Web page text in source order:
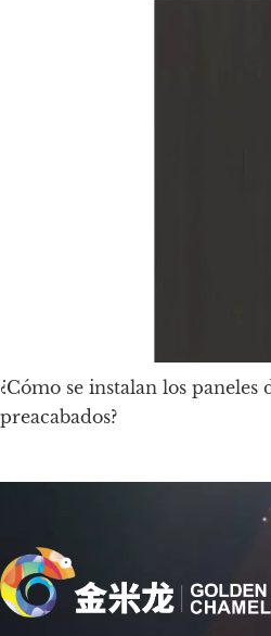
¿Cómo se instalan los paneles
preacabados?